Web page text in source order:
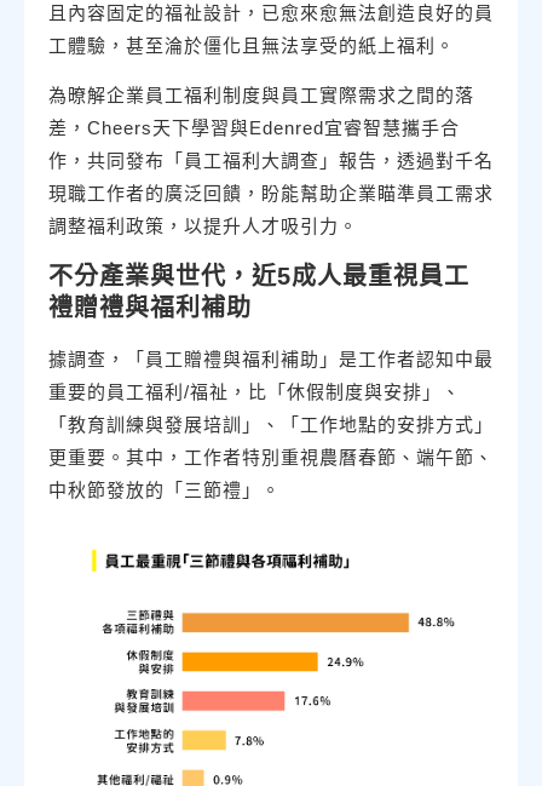
且內容固定的福祉設計，已愈來愈無法創造良好的員
工體驗，甚至淪於僵化且無法享受的紙上福利。
為暸解企業員工福利制度與員工實際需求之間的落
差，Cheers天下學習與Edenred宜睿智慧攜手合
作，共同發布「員工福利大調查」報告，透過對千名
現職工作者的廣泛回饋，盼能幫助企業瞄準員工需求
調整福利政策，以提升人才吸引力。
不分產業與世代，近5成人最重視員工
禮贈禮與福利補助
據調查，「員工贈禮與福利補助」是工作者認知中最
重要的員工福利/福祉，比「休假制度與安排」、
「教育訓練與發展培訓」、「工作地點的安排方式」
更重要。其中，工作者特別重視農曆春節、端午節、
中秋節發放的「三節禮」。